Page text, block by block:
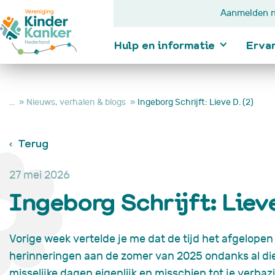
Aanmelden
Hulp en informatie
Hulp en
informatie
Na behandeling
Je kind wordt
beter
Je kind is
... Nieuws, verhalen & blogs Ingeborg Schrijft: Lieve D. (2)
Terug
27 mei 2026
Ingeborg Schrijft:
Vorige week vertelde je me dat de tijd het
herinneringen aan de zomer van 2025 ondanks al